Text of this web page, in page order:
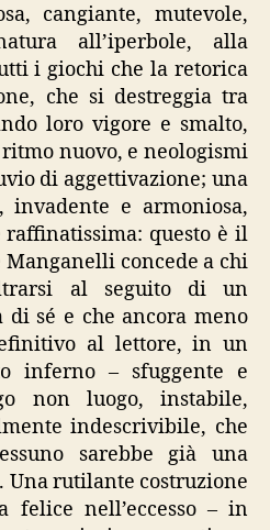
cangiante, mutevole,
all’iperbole, alla
i giochi che la retorica
che si destreggia tra
loro vigore e smalto,
nuovo, e neologismi
di aggettivazione; una
invadente e armoniosa,
raffinatissima: questo è il
Manganelli concede a chi
al seguito di un
di sé e che ancora meno
al lettore, in un
inferno – sfuggente e
non luogo, instabile,
indescrivibile, che
sarebbe già una
Una rutilante costruzione
felice nell’eccesso – in